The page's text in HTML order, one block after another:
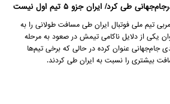
طی کرد/ ایران جزو ۵ تیم اول نیست
تیم ملی فوتبال ایران طی مسافت طولانی را به
یکی از دلایل ناکامی تیمش در صعود به مرحله
جام‌جهانی عنوان کرده در حالی که برخی تیم‌ها
بیشتری را نسبت به ایران طی کردند.